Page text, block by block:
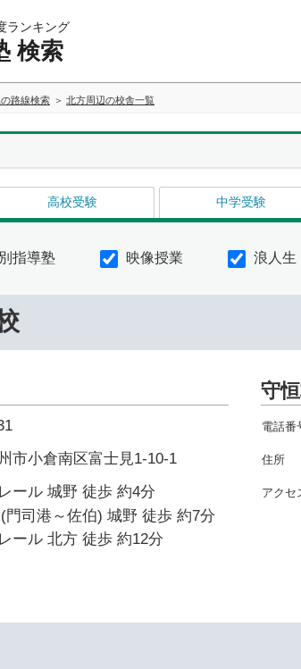
ランキング
検索
路線検索 北方周辺の校舎一覧
高校受験 中学受験
指導塾 映像授業 浪人生
市小倉南区富士見1-10-1
ール 城野 徒歩 約4分
門司港～佐伯) 城野 徒歩 約7分
ール 北方 徒歩 約12分
守